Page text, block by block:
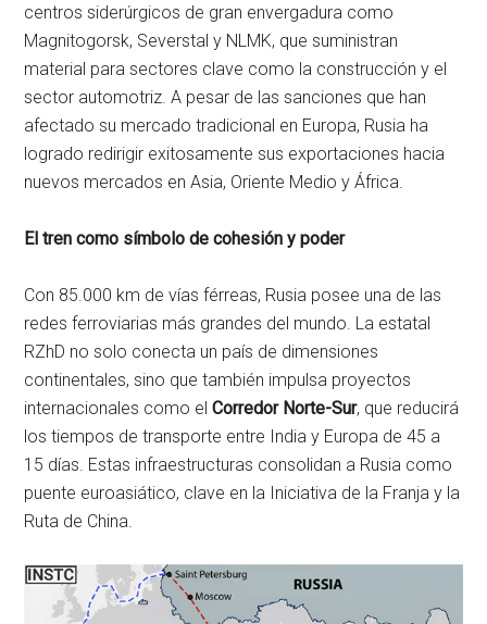
centros siderúrgicos de gran envergadura como
Magnitogorsk, Severstal y NLMK, que suministran
material para sectores clave como la construcción y el
sector automotriz. A pesar de las sanciones que han
afectado su mercado tradicional en Europa, Rusia ha
logrado redirigir exitosamente sus exportaciones hacia
nuevos mercados en Asia, Oriente Medio y África.
El tren como símbolo de cohesión y poder
Con 85.000 km de vías férreas, Rusia posee una de las
redes ferroviarias más grandes del mundo. La estatal
RZhD no solo conecta un país de dimensiones
continentales, sino que también impulsa proyectos
internacionales como elCorredor Norte-Sur, que reducirá
los tiempos de transporte entre India y Europa de 45 a
15 días. Estas infraestructuras consolidan a Rusia como
puente euroasiático, clave en la Iniciativa de la Franja y la
Ruta de China.